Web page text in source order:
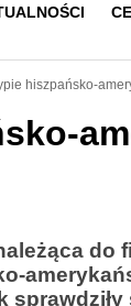
hiszpańsko-